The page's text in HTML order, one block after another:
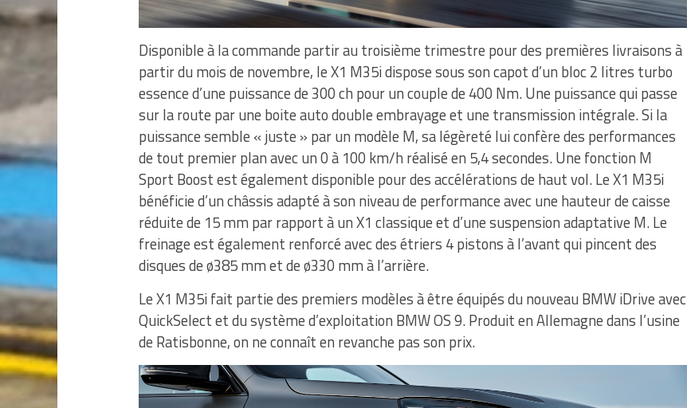
Disponible à la commande partir au troisième trimestre pour des premières livraisons à
partir du mois de novembre, le X1 M35i dispose sous son capot d’un bloc 2 litres turbo
essence d’une puissance de 300 ch pour un couple de 400 Nm. Une puissance qui passe
sur la route par une boite auto double embrayage et une transmission intégrale. Si la
puissance semble « juste » par un modèle M, sa légèreté lui confère des performances
de tout premier plan avec un 0 à 100 km/h réalisé en 5,4 secondes. Une fonction M
Sport Boost est également disponible pour des accélérations de haut vol. Le X1 M35i
bénéficie d’un châssis adapté à son niveau de performance avec une hauteur de caisse
réduite de 15 mm par rapport à un X1 classique et d’une suspension adaptative M. Le
freinage est également renforcé avec des étriers 4 pistons à l’avant qui pincent des
disques de ø385 mm et de ø330 mm à l’arrière.
Le X1 M35i fait partie des premiers modèles à être équipés du nouveau BMW iDrive avec
QuickSelect et du système d’exploitation BMW OS 9. Produit en Allemagne dans l’usine
de Ratisbonne, on ne connaît en revanche pas son prix.